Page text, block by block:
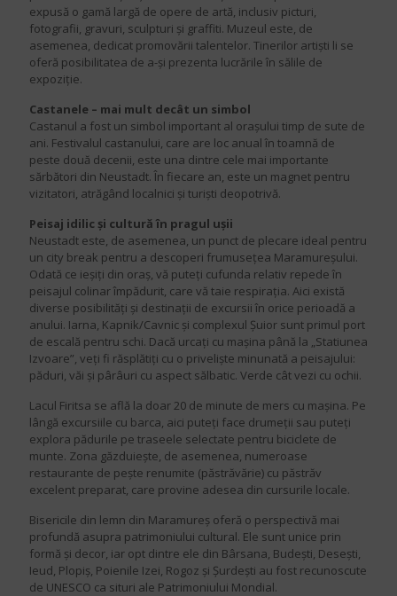
expusă o gamă largă de opere de artă, inclusiv picturi,
fotografii, gravuri, sculpturi și graffiti. Muzeul este, de
asemenea, dedicat promovării talentelor. Tinerilor artiști li se
oferă posibilitatea de a-și prezenta lucrările în sălile de
expoziție.
Castanele – mai mult decât un simbol
Castanul a fost un simbol important al orașului timp de sute de
ani. Festivalul castanului, care are loc anual în toamnă de
peste două decenii, este una dintre cele mai importante
sărbători din Neustadt. În fiecare an, este un magnet pentru
vizitatori, atrăgând localnici și turiști deopotrivă.
Peisaj idilic și cultură în pragul ușii
Neustadt este, de asemenea, un punct de plecare ideal pentru
un city break pentru a descoperi frumusețea Maramureșului.
Odată ce ieșiți din oraș, vă puteți cufunda relativ repede în
peisajul colinar împădurit, care vă taie respirația. Aici există
diverse posibilități și destinații de excursii în orice perioadă a
anului. Iarna, Kapnik/Cavnic și complexul Șuior sunt primul port
de escală pentru schi. Dacă urcați cu mașina până la „Statiunea
Izvoare”, veți fi răsplătiți cu o priveliște minunată a peisajului:
păduri, văi și pârâuri cu aspect sălbatic. Verde cât vezi cu ochii.
Lacul Firitsa se află la doar 20 de minute de mers cu mașina. Pe
lângă excursiile cu barca, aici puteți face drumeții sau puteți
explora pădurile pe traseele selectate pentru biciclete de
munte. Zona găzduiește, de asemenea, numeroase
restaurante de pește renumite (păstrăvărie) cu păstrăv
excelent preparat, care provine adesea din cursurile locale.
Bisericile din lemn din Maramureș oferă o perspectivă mai
profundă asupra patrimoniului cultural. Ele sunt unice prin
formă și decor, iar opt dintre ele din Bârsana, Budești, Desești,
Ieud, Plopiș, Poienile Izei, Rogoz și Șurdești au fost recunoscute
de UNESCO ca situri ale Patrimoniului Mondial.